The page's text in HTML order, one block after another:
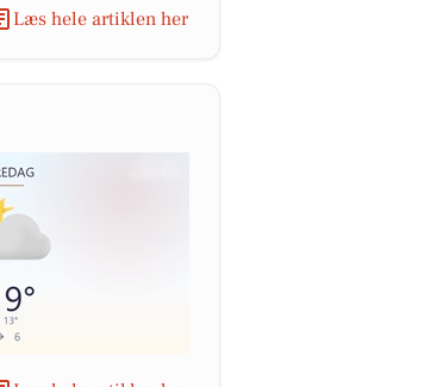
Læs hele artiklen her